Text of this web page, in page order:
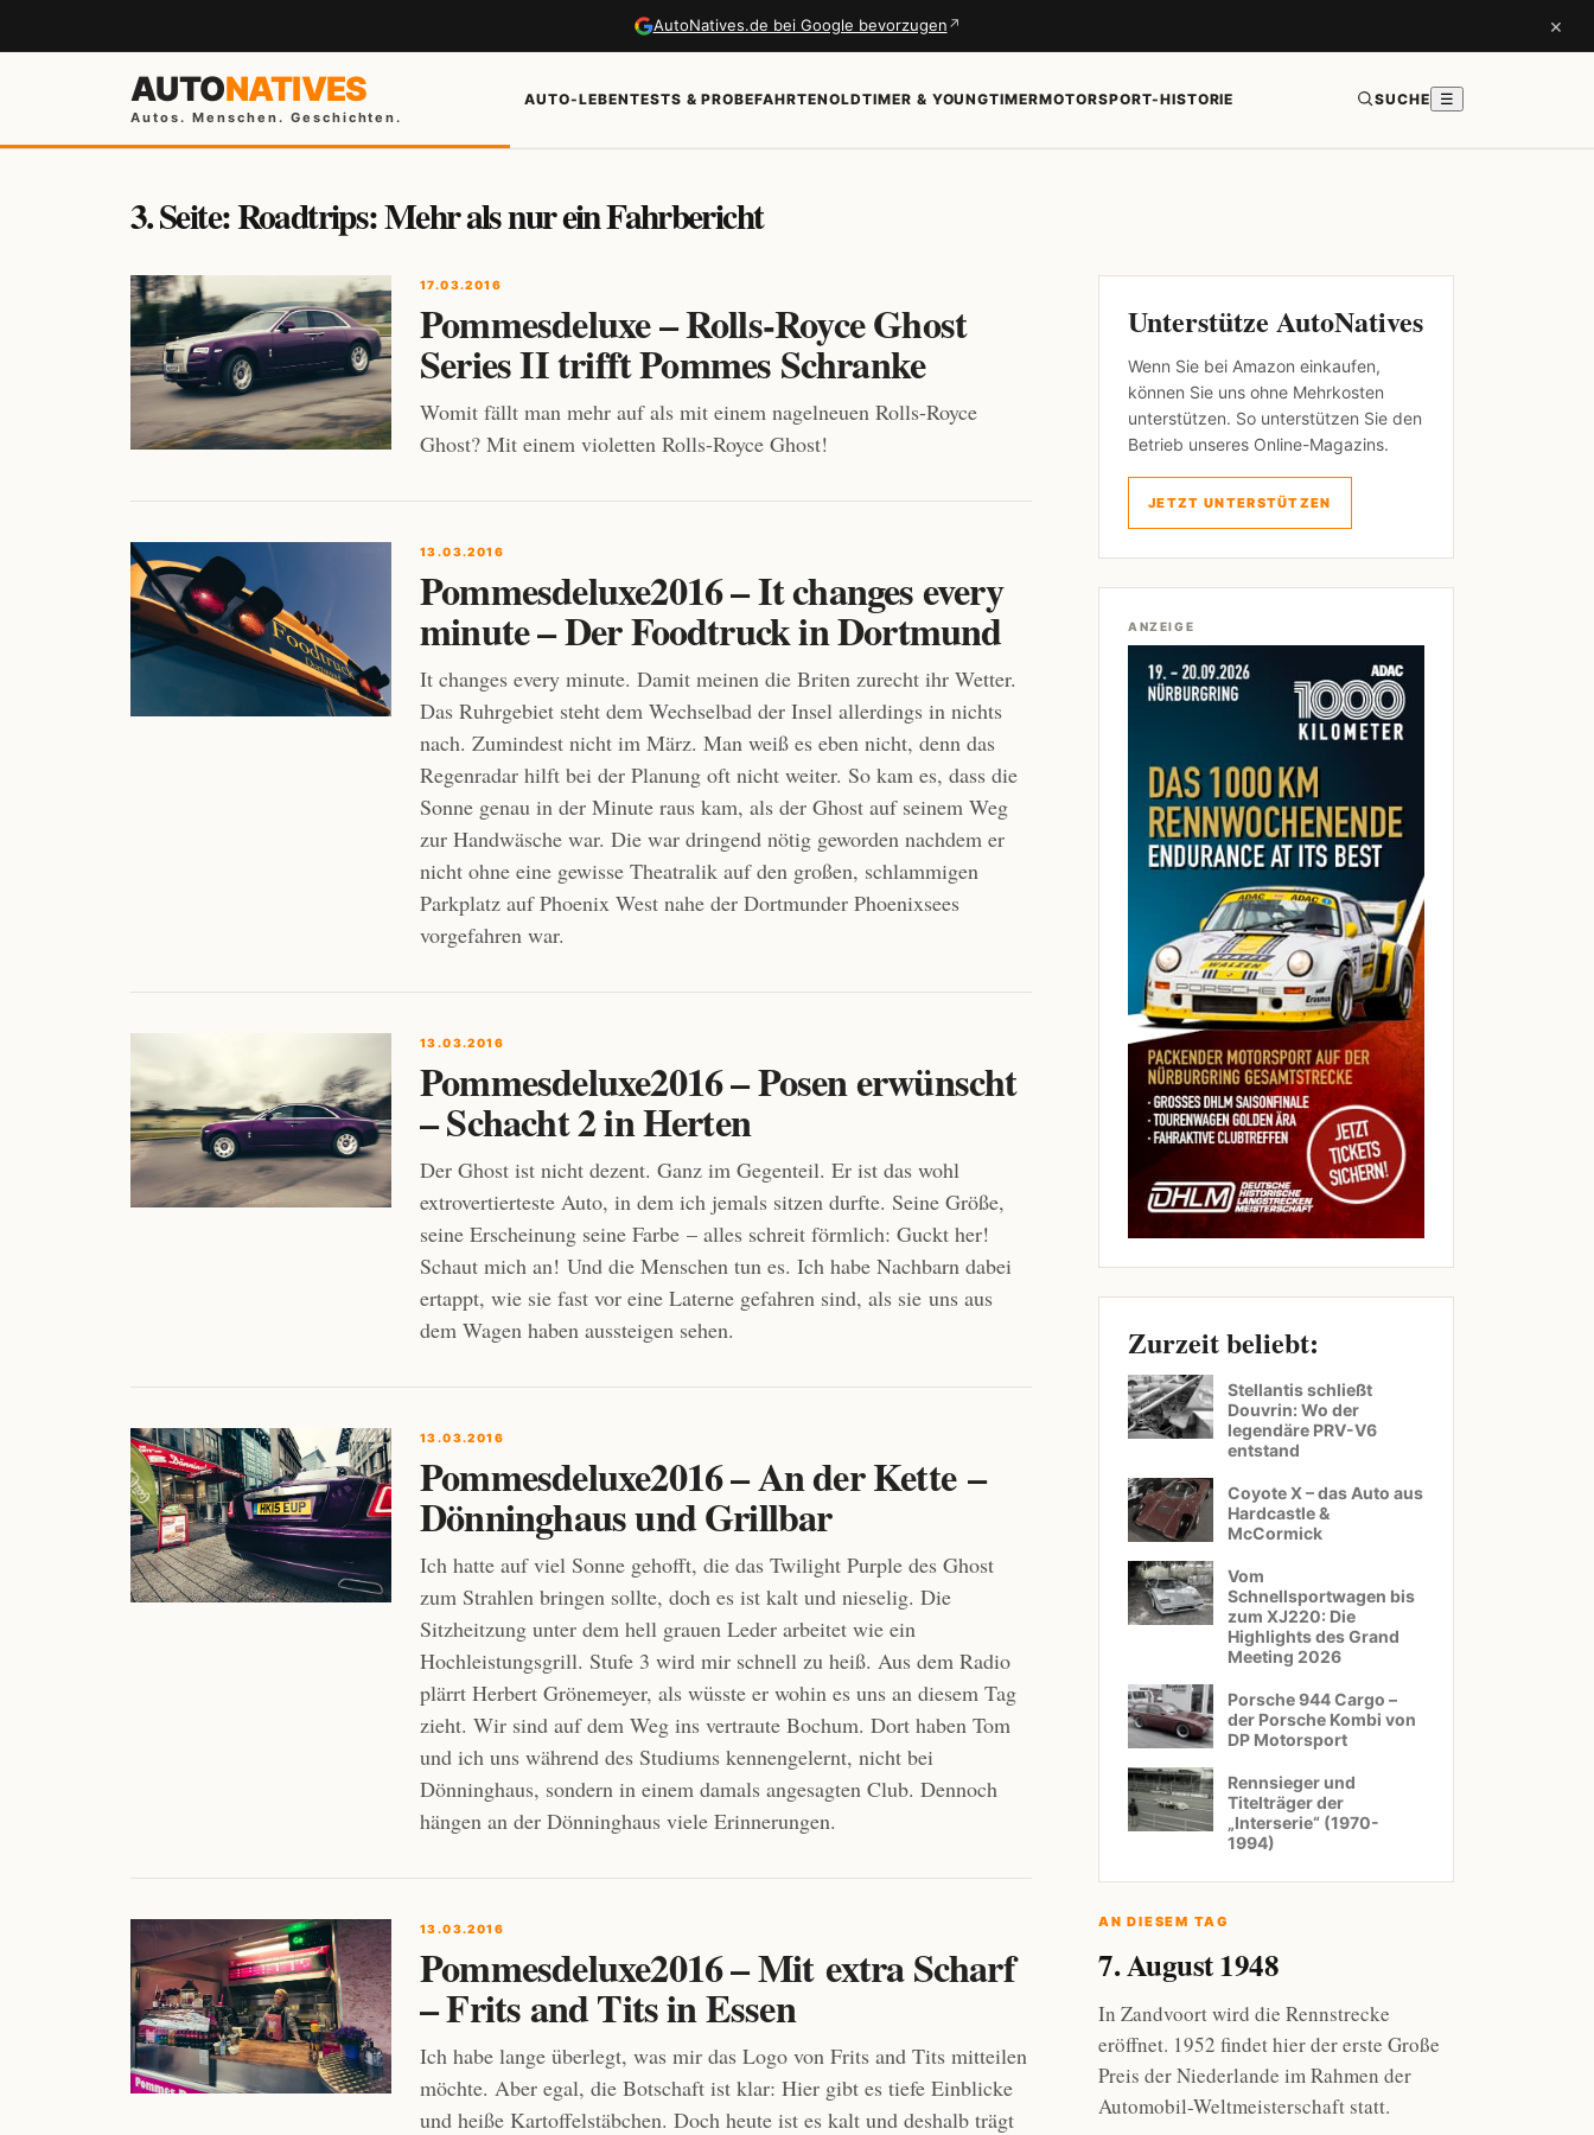
AutoNatives.de bei Google bevorzugen ↗ ×
AUTONATIVES
Autos. Menschen. Geschichten.
AUTO-LEBENTESTS & PROBEFAHRTENOLDTIMER & YOUNGTIMERMOTORSPORT-HISTORIE SUCHE ☰
3. Seite: Roadtrips: Mehr als nur ein Fahrbericht
17.03.2016
Pommesdeluxe – Rolls-Royce Ghost
Series II trifft Pommes Schranke
Womit fällt man mehr auf als mit einem nagelneuen Rolls-Royce
Ghost? Mit einem violetten Rolls-Royce Ghost!
13.03.2016
Pommesdeluxe2016 – It changes every
minute – Der Foodtruck in Dortmund
It changes every minute. Damit meinen die Briten zurecht ihr Wetter.
Das Ruhrgebiet steht dem Wechselbad der Insel allerdings in nichts
nach. Zumindest nicht im März. Man weiß es eben nicht, denn das
Regenradar hilft bei der Planung oft nicht weiter. So kam es, dass die
Sonne genau in der Minute raus kam, als der Ghost auf seinem Weg
zur Handwäsche war. Die war dringend nötig geworden nachdem er
nicht ohne eine gewisse Theatralik auf den großen, schlammigen
Parkplatz auf Phoenix West nahe der Dortmunder Phoenixsees
vorgefahren war.
13.03.2016
Pommesdeluxe2016 – Posen erwünscht
– Schacht 2 in Herten
Der Ghost ist nicht dezent. Ganz im Gegenteil. Er ist das wohl
extrovertierteste Auto, in dem ich jemals sitzen durfte. Seine Größe,
seine Erscheinung seine Farbe – alles schreit förmlich: Guckt her!
Schaut mich an! Und die Menschen tun es. Ich habe Nachbarn dabei
ertappt, wie sie fast vor eine Laterne gefahren sind, als sie uns aus
dem Wagen haben aussteigen sehen.
13.03.2016
Pommesdeluxe2016 – An der Kette –
Dönninghaus und Grillbar
Ich hatte auf viel Sonne gehofft, die das Twilight Purple des Ghost
zum Strahlen bringen sollte, doch es ist kalt und nieselig. Die
Sitzheitzung unter dem hell grauen Leder arbeitet wie ein
Hochleistungsgrill. Stufe 3 wird mir schnell zu heiß. Aus dem Radio
plärrt Herbert Grönemeyer, als wüsste er wohin es uns an diesem Tag
zieht. Wir sind auf dem Weg ins vertraute Bochum. Dort haben Tom
und ich uns während des Studiums kennengelernt, nicht bei
Dönninghaus, sondern in einem damals angesagten Club. Dennoch
hängen an der Dönninghaus viele Erinnerungen.
13.03.2016
Pommesdeluxe2016 – Mit extra Scharf
– Frits and Tits in Essen
Ich habe lange überlegt, was mir das Logo von Frits and Tits mitteilen
möchte. Aber egal, die Botschaft ist klar: Hier gibt es tiefe Einblicke
und heiße Kartoffelstäbchen. Doch heute ist es kalt und deshalb trägt
Unterstütze AutoNatives
Wenn Sie bei Amazon einkaufen,
können Sie uns ohne Mehrkosten
unterstützen. So unterstützen Sie den
Betrieb unseres Online-Magazins.
JETZT UNTERSTÜTZEN
ANZEIGE
Zurzeit beliebt:
Stellantis schließt
Douvrin: Wo der
legendäre PRV-V6
entstand
Coyote X – das Auto aus
Hardcastle &
McCormick
Vom
Schnellsportwagen bis
zum XJ220: Die
Highlights des Grand
Meeting 2026
Porsche 944 Cargo –
der Porsche Kombi von
DP Motorsport
Rennsieger und
Titelträger der
„Interserie“ (1970-
1994)
AN DIESEM TAG
7. August 1948
In Zandvoort wird die Rennstrecke
eröffnet. 1952 findet hier der erste Große
Preis der Niederlande im Rahmen der
Automobil-Weltmeisterschaft statt.